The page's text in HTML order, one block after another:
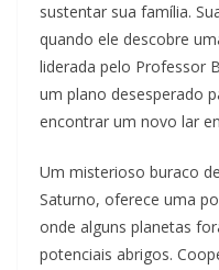
sustentar sua família.
quando ele descobre
liderada pelo Professor
um plano desesperado
encontrar um novo lar
Um misterioso buraco
Saturno, oferece uma
onde alguns planetas
potenciais abrigos.